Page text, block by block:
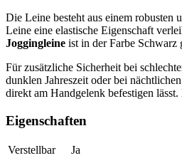
Die Leine besteht aus einem robusten
Leine eine elastische Eigenschaft
Joggingleine ist in der Farbe Schwarz
Für zusätzliche Sicherheit bei
dunklen Jahreszeit oder bei
direkt am Handgelenk befestigen
Eigenschaften
Verstellbar
Ja